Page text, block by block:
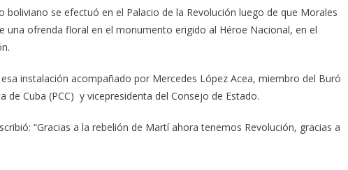
se efectuó en el Palacio de la Revolución luego de que Morales
una ofrenda floral en el monumento erigido al Héroe Nacional, en el
instalación acompañado por Mercedes López Acea, miembro del Buró
Cuba (PCC) y vicepresidenta del Consejo de Estado.
“Gracias a la rebelión de Martí ahora tenemos Revolución, gracias a